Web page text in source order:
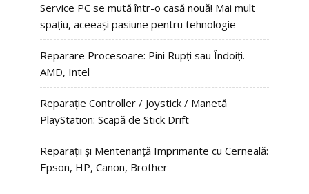
Service PC se mută într-o casă nouă! Mai mult
spațiu, aceeași pasiune pentru tehnologie
Reparare Procesoare: Pini Rupți sau Îndoiți.
AMD, Intel
Reparație Controller / Joystick / Manetă
PlayStation: Scapă de Stick Drift
Reparații și Mentenanță Imprimante cu Cerneală:
Epson, HP, Canon, Brother